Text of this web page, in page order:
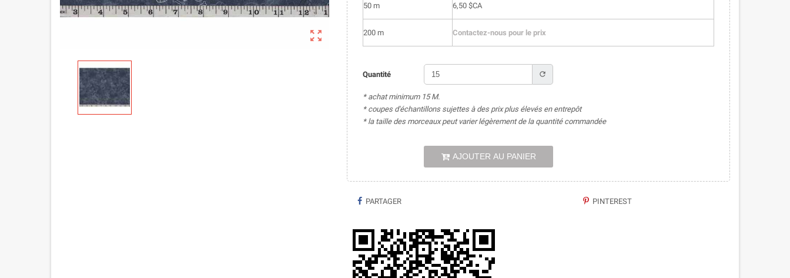

50 m 6,50 $CA
200 m Contactez-nous pour le prix
Quantité refresh
* achat minimum 15 M.
* coupes d'échantillons sujettes à des prix plus élevés en entrepôt
* la taille des morceaux peut varier légèrement de la quantité commandée
AJOUTER AU PANIER
PARTAGER PINTEREST